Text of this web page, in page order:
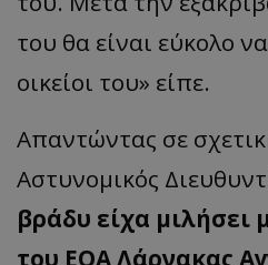
του θα είναι εύκολο
οικείοι του» είπε.
Απαντώντας σε
Αστυνομικός
βράδυ είχα μιλήσει
του ΕΟΑ Λάρνακας